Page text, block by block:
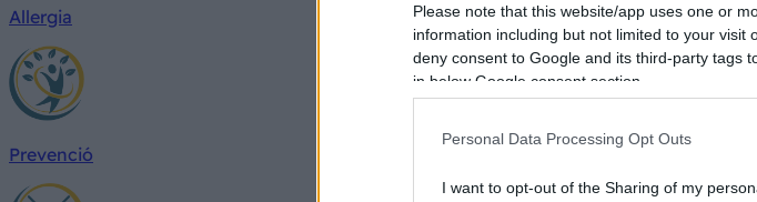
Please note that this website/app uses one or
information including but not limited to your visit
deny consent to Google and its third-party tags
in below Google consent section.
Personal Data Processing Opt Outs
I want to opt-out of the Sharing of my
Allergia
Prevenció